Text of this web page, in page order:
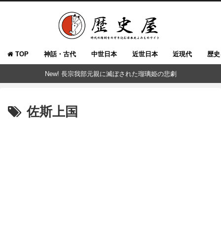
TOP 神話・古代 中世日本 近世日本 近現代 歴
New! 長宗我部元親に滅ぼされた瑠璃姫の悲劇
佐斯上国